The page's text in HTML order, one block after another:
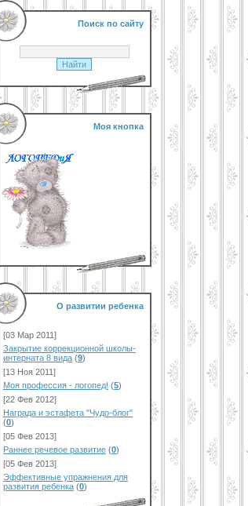
Поиск по сайту
Моя кнопка
О развитии ребенка
[03 Мар 2011]
Закрытие коррекционной школы-
интерната 8 вида (9)
[13 Ноя 2011]
Моя профессия - логопед! (5)
[22 Фев 2012]
Награда и эстафета "Чудо-блог"
(0)
[05 Фев 2013]
Раннее речевое развитие (0)
[05 Фев 2013]
Эффективные упражнения для
развития ребенка (0)